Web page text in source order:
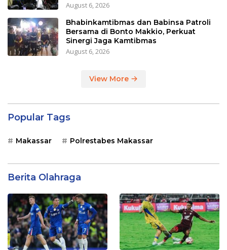
August 6, 2026
Bhabinkamtibmas dan Babinsa Patroli
Bersama di Bonto Makkio, Perkuat
Sinergi Jaga Kamtibmas
August 6, 2026
View More
Popular Tags
Makassar Polrestabes Makassar
Berita Olahraga